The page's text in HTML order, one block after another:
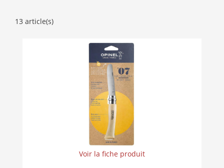
13 article(s)
Voir la fiche produit